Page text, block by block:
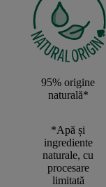
95% origine
naturală*
*Apă și
ingrediente
naturale, cu
procesare
limitată